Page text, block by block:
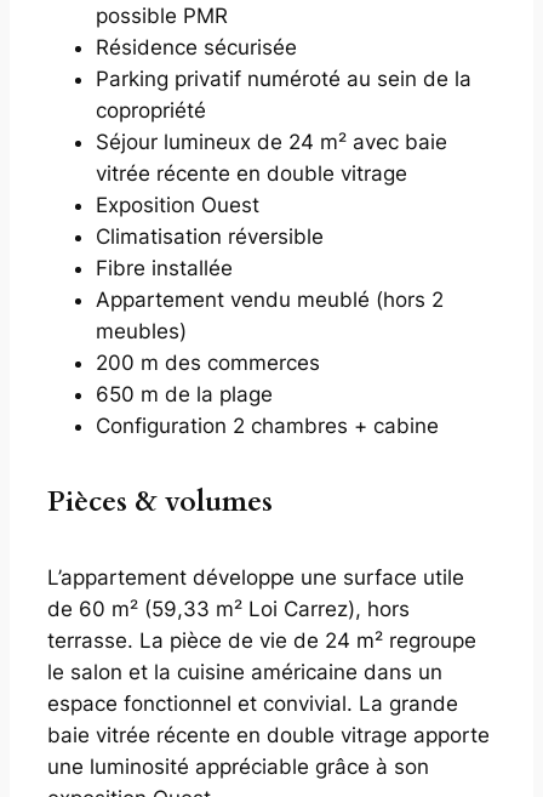
possible PMR
Résidence sécurisée
Parking privatif numéroté au sein de la
copropriété
Séjour lumineux de 24 m² avec baie
vitrée récente en double vitrage
Exposition Ouest
Climatisation réversible
Fibre installée
Appartement vendu meublé (hors 2
meubles)
200 m des commerces
650 m de la plage
Configuration 2 chambres + cabine
Pièces & volumes
L’appartement développe une surface utile
de 60 m² (59,33 m² Loi Carrez), hors
terrasse. La pièce de vie de 24 m² regroupe
le salon et la cuisine américaine dans un
espace fonctionnel et convivial. La grande
baie vitrée récente en double vitrage apporte
une luminosité appréciable grâce à son